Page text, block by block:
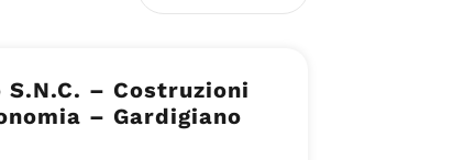
S.N.C. – Costruzioni
– Gardigiano